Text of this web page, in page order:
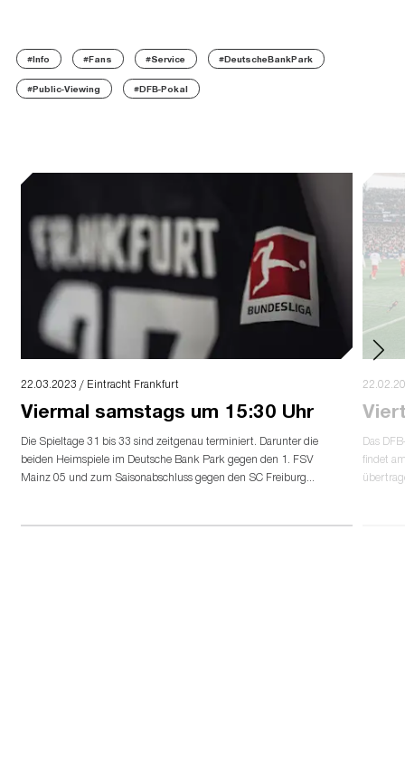
#Info #Fans #Service #DeutscheBankPark
#Public-Viewing #DFB-Pokal
22.03.2023 / Eintracht Frankfurt
Viermal samstags um 15:30 Uhr
Die Spieltage 31 bis 33 sind zeitgenau terminiert. Darunter die
beiden Heimspiele im Deutsche Bank Park gegen den 1. FSV
Mainz 05 und zum Saisonabschluss gegen den SC Freiburg...
Das
findet